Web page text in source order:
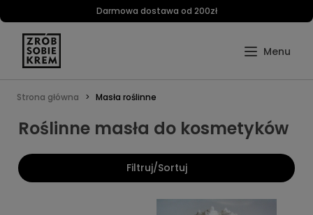
Darmowa dostawa od 200zł
Strona główna Masła roślinne
Roślinne masła do kosmetyków
Filtruj/Sortuj